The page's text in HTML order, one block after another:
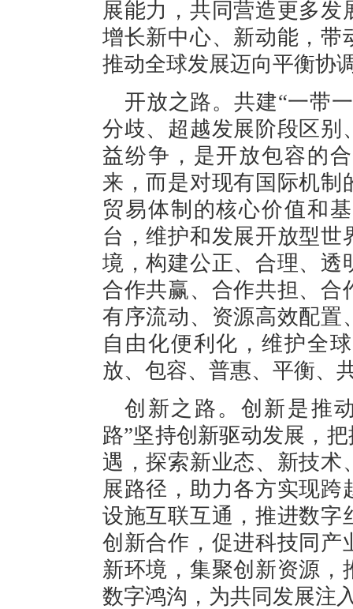
展能力，共同营造更多
增长新中心、新动能，带
推动全球发展迈向平衡协
开放之路。共建“一带
分歧、超越发展阶段区别
益纷争，是开放包容的
来，而是对现有国际机制
贸易体制的核心价值和
台，维护和发展开放型
境，构建公正、合理、透
合作共赢、合作共担、合
有序流动、资源高效配置
自由化便利化，维护全
放、包容、普惠、平衡、
创新之路。创新是推
路”坚持创新驱动发展，
遇，探索新业态、新技术
展路径，助力各方实现
设施互联互通，推进数字
创新合作，促进科技同产
新环境，集聚创新资源，
数字鸿沟，为共同发展注